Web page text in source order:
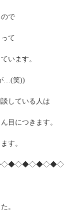
で
て
います。
…(笑))
している人は
目につきます。
す。
。